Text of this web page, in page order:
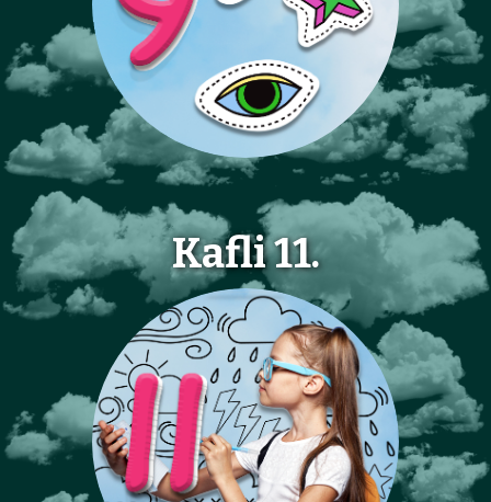
Kafli 11.